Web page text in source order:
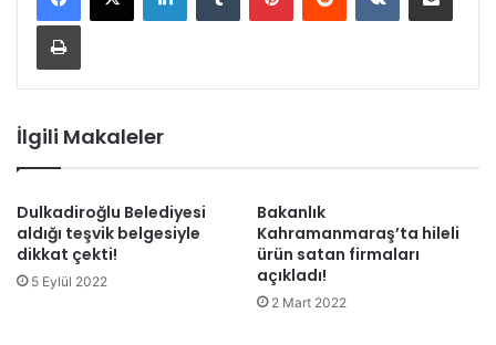
Yazdır
İlgili Makaleler
Dulkadiroğlu Belediyesi
aldığı teşvik belgesiyle
dikkat çekti!
5 Eylül 2022
Bakanlık
Kahramanmaraş’ta hileli
ürün satan firmaları
açıkladı!
2 Mart 2022